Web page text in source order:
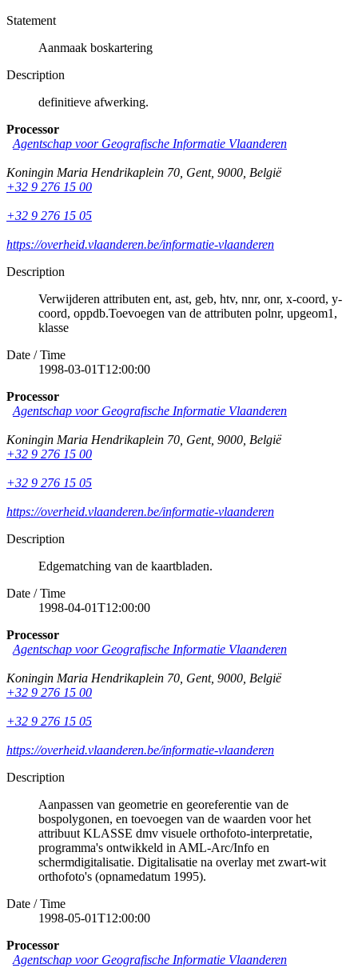
Statement
Aanmaak boskartering
Description
definitieve afwerking.
Processor
Agentschap voor Geografische Informatie Vlaanderen
Koningin Maria Hendrikaplein 70 Gent, 9000 België
+32 9 276 15 00
+32 9 276 15 05
https://overheid.vlaanderen.be/informatie-vlaanderen
Description
Verwijderen attributen ent, ast, geb, htv, nnr, onr, x-coord, y-
coord, oppdb.Toevoegen van de attributen polnr, upgeom1,
klasse
Date / Time
1998-03-01T12:00:00
Processor
Agentschap voor Geografische Informatie Vlaanderen
Koningin Maria Hendrikaplein 70 Gent, 9000 België
+32 9 276 15 00
+32 9 276 15 05
https://overheid.vlaanderen.be/informatie-vlaanderen
Description
Edgematching van de kaartbladen.
Date / Time
1998-04-01T12:00:00
Processor
Agentschap voor Geografische Informatie Vlaanderen
Koningin Maria Hendrikaplein 70 Gent, 9000 België
+32 9 276 15 00
+32 9 276 15 05
https://overheid.vlaanderen.be/informatie-vlaanderen
Description
Aanpassen van geometrie en georeferentie van de
bospolygonen, en toevoegen van de waarden voor het
attribuut KLASSE dmv visuele orthofoto-interpretatie,
programma's ontwikkeld in AML-Arc/Info en
schermdigitalisatie. Digitalisatie na overlay met zwart-wit
orthofoto's (opnamedatum 1995).
Date / Time
1998-05-01T12:00:00
Processor
Agentschap voor Geografische Informatie Vlaanderen